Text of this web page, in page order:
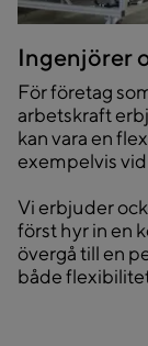
Ingenjörer
För företag
arbetskraft
kan vara en
exempelvis
Vi erbjuder
först hyr in en
övergå till en
både